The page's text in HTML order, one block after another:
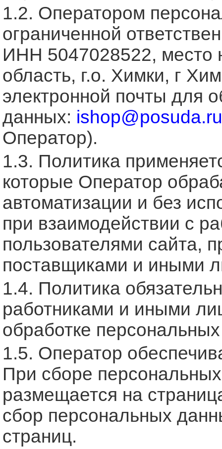
1.2. Оператором
ограниченной
ИНН 5047028522, место
область, г.о. Химки, г
электронной почты для
данных: ishop@posuda.ru
Оператор).
1.3. Политика
которые Оператор
автоматизации и без
при взаимодействии с
пользователями сайта,
поставщиками и иными
1.4. Политика
работниками и иными
обработке
1.5. Оператор
При сборе
размещается на
сбор персональных
страниц.